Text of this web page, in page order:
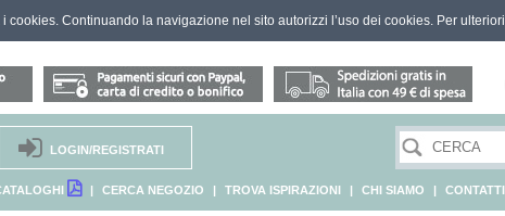
cookies. Continuando la navigazione nel sito autorizzi l’uso dei cookies. Per
LOGIN/REGISTRATI
| CERCA NEGOZIO | TROVA ISPIRAZIONI | CHI SIAMO | CONTATTI